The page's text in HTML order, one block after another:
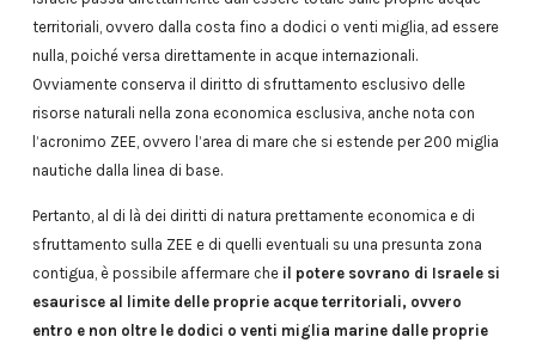
territoriali, ovvero dalla costa fino a dodici o venti miglia, ad essere
nulla, poiché versa direttamente in acque internazionali.
Ovviamente conserva il diritto di sfruttamento esclusivo delle
risorse naturali nella zona economica esclusiva, anche nota con
l’acronimo ZEE, ovvero l’area di mare che si estende per 200 miglia
nautiche dalla linea di base.
Pertanto, al di là dei diritti di natura prettamente economica e di
sfruttamento sulla ZEE e di quelli eventuali su una presunta zona
contigua, è possibile affermare che il potere sovrano di Israele si
esaurisce al limite delle proprie acque territoriali, ovvero
entro e non oltre le dodici o venti miglia marine dalle proprie